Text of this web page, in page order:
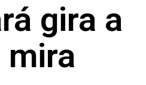
gira a
mira